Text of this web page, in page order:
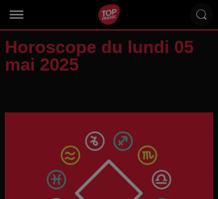
Horoscope du lundi 05
mai 2025